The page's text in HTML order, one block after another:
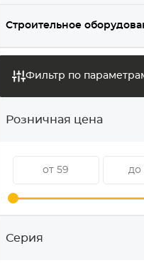
для лодочных моторов
Ролики для ворот
Колеса для мусорных
Колеса для торгового
Строительное
Фильтр по
Розничная цена
Серия